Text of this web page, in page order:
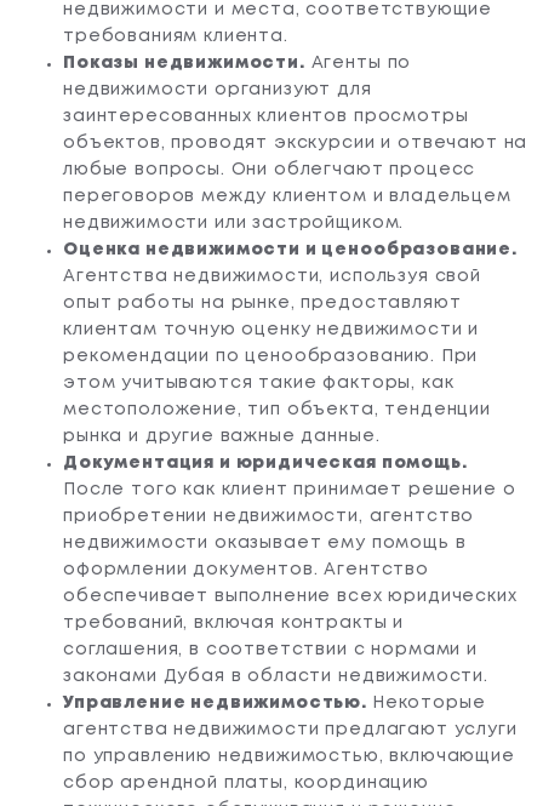
недвижимости и места, соответствующие
требованиям клиента.
Показы недвижимости. Агенты по
недвижимости организуют для
заинтересованных клиентов просмотры
объектов, проводят экскурсии и отвечают на
любые вопросы. Они облегчают процесс
переговоров между клиентом и владельцем
недвижимости или застройщиком.
Оценка недвижимости и ценообразование.
Агентства недвижимости, используя свой
опыт работы на рынке, предоставляют
клиентам точную оценку недвижимости и
рекомендации по ценообразованию. При
этом учитываются такие факторы, как
местоположение, тип объекта, тенденции
рынка и другие важные данные.
Документация и юридическая помощь.
После того как клиент принимает решение о
приобретении недвижимости, агентство
недвижимости оказывает ему помощь в
оформлении документов. Агентство
обеспечивает выполнение всех юридических
требований, включая контракты и
соглашения, в соответствии с нормами и
законами Дубая в области недвижимости.
Управление недвижимостью.
Некоторые
агентства недвижимости предлагают услуги
по управлению недвижимостью, включающие
сбор арендной платы, координацию